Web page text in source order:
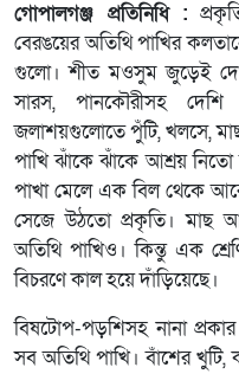
গোপালগঞ্জ প্রতিনিধি :
বেরঙয়ের অতিথি পাখির
গুলো। শীত মওসুম জুড়েই দেখা
সারস, পানকৌরীসহ দেশি
জলাশয়গুলোতে পুঁটি, খলসে,
পাখি ঝাঁকে ঝাঁকে আশ্রয় নিতো
পাখা মেলে এক বিল থেকে
সেজে উঠতো প্রকৃতি। মাছ
অতিথি পাখিও। কিন্তু এক
বিচরণে কাল হয়ে দাঁড়িয়েছে।
বিষটোপ-পড়শিসহ নানা
সব অতিথি পাখি। বাঁশের